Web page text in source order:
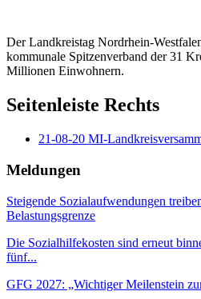
Der Landkreistag Nordrhein-
kommunale Spitzenverband der 31
Millionen Einwohnern.
Seitenleiste Rechts
21-08-20 MI-
Meldungen
Steigende Sozialaufwendungen
Belastungsgrenze
Die Sozialhilfekosten sind erneut
fünf...
GFG 2027: „Wichtiger Meilenstein